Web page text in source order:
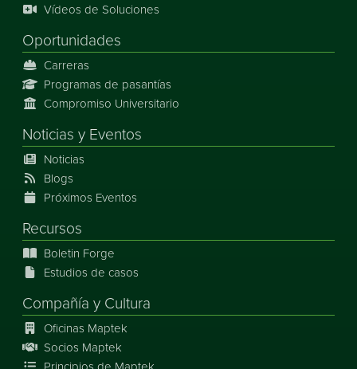
Vídeos de Soluciones
Oportunidades
Carreras
Programas de pasantías
Compromiso Universitario
Noticias y Eventos
Noticias
Blogs
Próximos Eventos
Recursos
Boletin Forge
Estudios de casos
Compañía y Cultura
Oficinas Maptek
Socios Maptek